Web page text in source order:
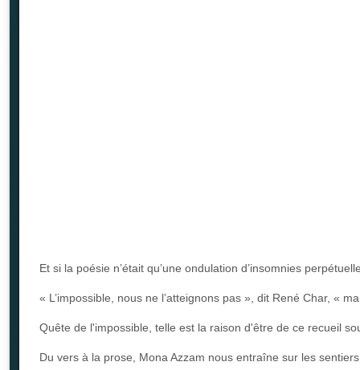
Et si la poésie n’était qu’une ondulation d’insomnies
« L’impossible, nous ne l’atteignons pas », dit René Char, «
Quête de l'impossible, telle est la raison d'être de ce recueil
Du vers à la prose, Mona Azzam nous entraîne sur les